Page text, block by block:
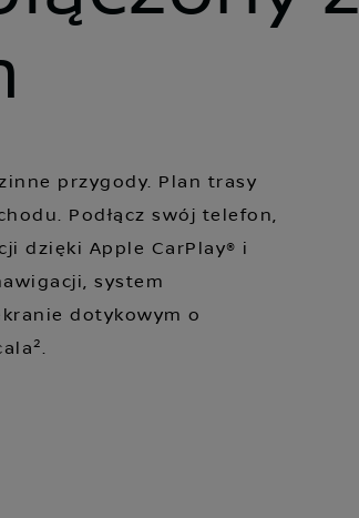
przygody. Plan trasy
Podłącz swój telefon,
dzięki Apple CarPlay® i
system
dotykowym o
2.